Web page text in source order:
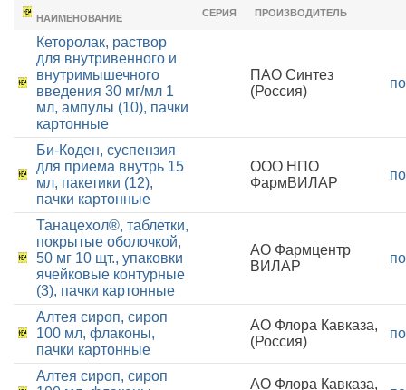
НАИМЕНОВАНИЕ
СЕРИЯ ПРОИЗВОДИТЕЛЬ
Кеторолак, раствор
для внутривенного и
внутримышечного
введения 30 мг/мл 1
мл, ампулы (10), пачки
картонные
ПАО Синтез
(Россия)
Би-Коден, суспензия
для приема внутрь 15
мл, пакетики (12),
пачки картонные
ООО НПО
ФармВИЛАР
Танацехол®, таблетки,
покрытые оболочкой,
50 мг 10 щт., упаковки
ячейковые контурные
(3), пачки картонные
АО Фармцентр
ВИЛАР
Алтея сироп, сироп
100 мл, флаконы,
пачки картонные
АО Флора Кавказа,
(Россия)
Алтея сироп, сироп
АО Флора Кавказа,